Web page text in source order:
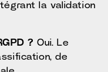
la validation
? Oui. Le
de